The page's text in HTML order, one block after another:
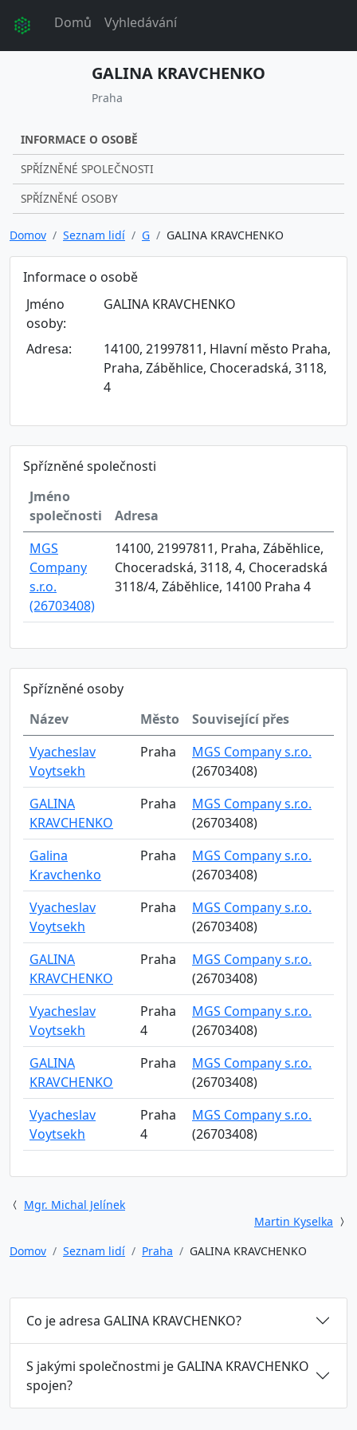
Domů Vyhledávání
GALINA KRAVCHENKO
Praha
INFORMACE O OSOBĚ
SPŘÍZNĚNÉ SPOLEČNOSTI
SPŘÍZNĚNÉ OSOBY
Domov Seznam lidí G GALINA KRAVCHENKO
Informace o osobě
Jméno
osoby:
GALINA KRAVCHENKO
Adresa:
14100, 21997811, Hlavní město Praha,
Praha, Záběhlice, Choceradská, 3118,
4
Spřízněné společnosti
Jméno
společnosti
Adresa
MGS
Company
s.r.o.
(26703408)
14100, 21997811, Praha, Záběhlice,
Choceradská, 3118, 4, Choceradská
3118/4, Záběhlice, 14100 Praha 4
Spřízněné osoby
Název
Město
Související přes
Vyacheslav
Voytsekh
Praha
MGS Company s.r.o.
(26703408)
GALINA
KRAVCHENKO
Praha
MGS Company s.r.o.
(26703408)
Galina
Kravchenko
Praha
MGS Company s.r.o.
(26703408)
Vyacheslav
Voytsekh
Praha
MGS Company s.r.o.
(26703408)
GALINA
KRAVCHENKO
Praha
MGS Company s.r.o.
(26703408)
Vyacheslav
Voytsekh
Praha
4
MGS Company s.r.o.
(26703408)
GALINA
KRAVCHENKO
Praha
MGS Company s.r.o.
(26703408)
Vyacheslav
Voytsekh
Praha
4
MGS Company s.r.o.
(26703408)
Mgr. Michal Jelínek
Martin Kyselka
Domov
Seznam lidí Praha GALINA KRAVCHENKO
Co je adresa GALINA KRAVCHENKO?
S jakými společnostmi je GALINA KRAVCHENKO
spojen?